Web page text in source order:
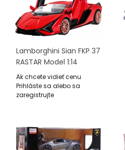
Lamborghini Sian FKP 37
RASTAR Model 1:14
Diaľkovo Ovládané
Auto + Ovládač
Ak chcete vidieť cenu
Prihláste sa alebo sa
zaregistrujte